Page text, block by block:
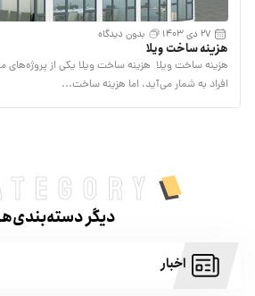
27 دی 1403 بدون دیدگاه
هزینه ساخت ویلا
هزینه ساخت ویلا هزینه ساخت ویلا یکی از پروژه‌های
افراد به شمار می‌آید، اما هزینه ساخت...
دیگر
اخبار